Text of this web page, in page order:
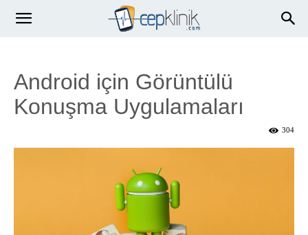
Android için Görüntülü
Konuşma Uygulamaları
304